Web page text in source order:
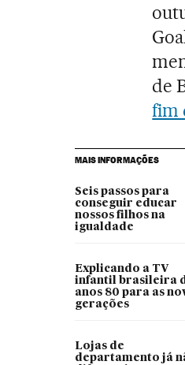
de
fim
MAIS INFORMAÇÕES
Seis passos para
conseguir educar
nossos filhos na
igualdade
Explicando a TV
infantil brasileira
anos 80 para as
gerações
Lojas de
departamento já